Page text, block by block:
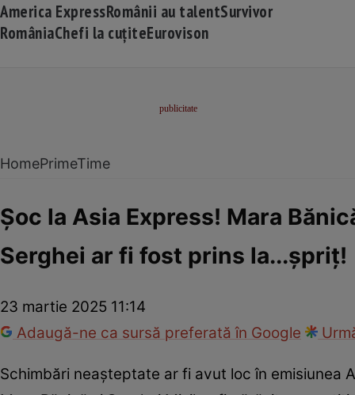
America ExpressRomânii au talentSurvivor
RomâniaChefi la cuțiteEurovison
HomePrimeTime
Șoc la Asia Express! Mara
Serghei ar fi fost prins la...șpriț!
23 martie 2025 11:14
Adaugă-ne ca sursă preferată în Google
Schimbări neașteptate ar fi avut loc în emisiunea